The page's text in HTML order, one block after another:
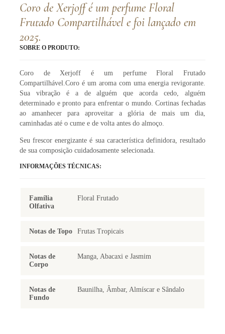
Coro de Xerjoff é um perfume Floral
Frutado Compartilhável e foi lançado em
2025.
SOBRE O PRODUTO:
Coro de Xerjoff é um perfume Floral Frutado
Compartilhável.Coro é um aroma com uma energia revigorante.
Sua vibração é a de alguém que acorda cedo, alguém
determinado e pronto para enfrentar o mundo. Cortinas fechadas
ao amanhecer para aproveitar a glória de mais um dia,
caminhadas até o cume e de volta antes do almoço.
Seu frescor energizante é sua característica definidora, resultado
de sua composição cuidadosamente selecionada.
INFORMAÇÕES TÉCNICAS:
Família
Olfativa
Floral Frutado
Notas de Topo Frutas Tropicais
Notas de
Corpo
Manga, Abacaxi e Jasmim
Notas de
Fundo
Baunilha, Âmbar, Almíscar e Sândalo